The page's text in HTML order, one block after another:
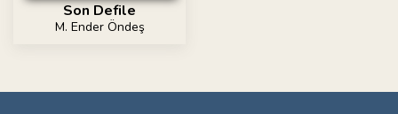
Son Defile
M. Ender Öndeş